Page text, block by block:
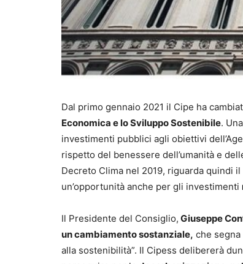
Dal primo gennaio 2021 il Cipe ha
Economica e lo Sviluppo Sostenibile.
investimenti pubblici agli obiettivi
rispetto del benessere dell’umanità e
Decreto Clima nel 2019, riguarda quindi
un’opportunità anche per gli investimenti
Il Presidente del Consiglio, Giuseppe
un cambiamento sostanziale, che
alla sostenibilità”. Il Cipess delibererà